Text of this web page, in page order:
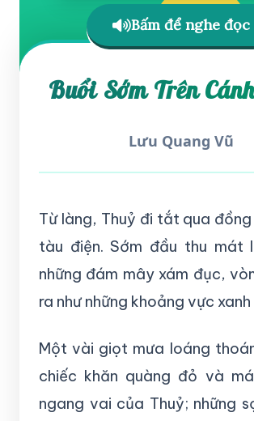
Bấm để nghe đọc
Buổi Sớm Trên
Lưu Quang Vũ
Từ làng, Thuỷ đi tắt qua
tàu điện. Sớm đầu thu mát
những đám mây xám đục,
ra như những khoảng vực
Một vài giọt mưa loáng
chiếc khăn quàng đỏ và
ngang vai của Thuỷ; những